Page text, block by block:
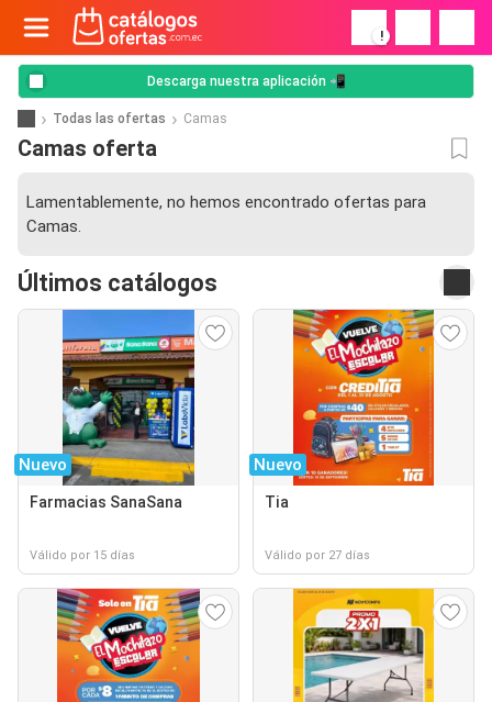
!
Descarga nuestra aplicación 📲
Todas las ofertas Camas
Camas oferta
Lamentablemente, no hemos encontrado ofertas para
Camas.
Últimos catálogos
Nuevo
Farmacias SanaSana
Válido por 15 días
Nuevo
Tia
Válido por 27 días